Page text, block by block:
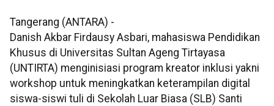
Tangerang (ANTARA) -
Danish Akbar Firdausy Asbari, mahasiswa Pendidikan
Khusus di Universitas Sultan Ageng Tirtayasa
(UNTIRTA) menginisiasi program kreator inklusi yakni
workshop untuk meningkatkan keterampilan digital
siswa-siswi tuli di Sekolah Luar Biasa (SLB) Santi